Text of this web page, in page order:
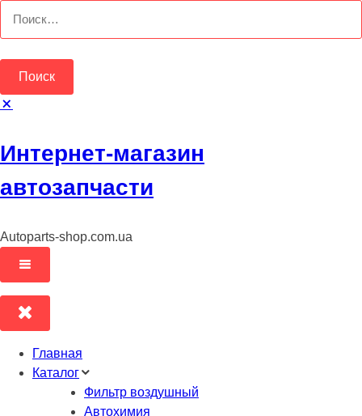
Интернет-магазин
автозапчасти
Autoparts-shop.com.ua
Главная
Каталог
Фильтр воздушный
Автохимия